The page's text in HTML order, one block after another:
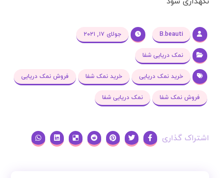
B.beauti جولای ۱۷, ۲۰۲۱
نمک دریایی شفا
خرید نمک دریایی خرید نمک شفا فروش نمک دریایی
فروش نمک شفا نمک دریایی شفا